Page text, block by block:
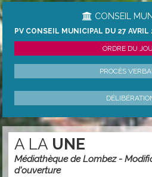
CONSEIL
PV CONSEIL MUNICIPAL DU 27
ORDRE DU
PROCÈS
A LA UNE
Médiathèque de Lombez -
d'ouverture